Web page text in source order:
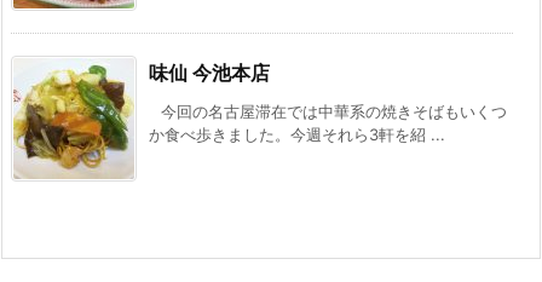
味仙 今池本店
今回の名古屋滞在では中華系の焼きそばもいくつ
か食べ歩きました。今週それら3軒を紹 ...